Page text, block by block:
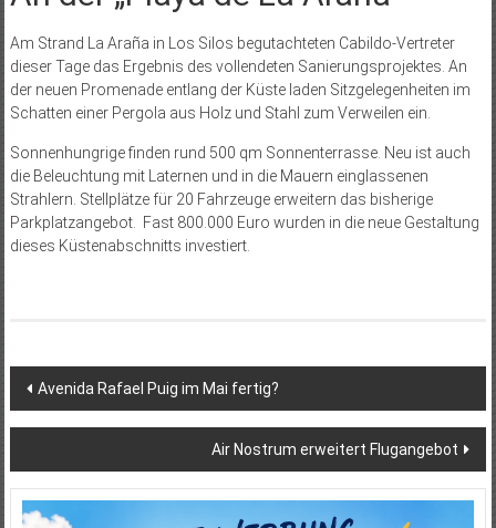
Am Strand La Araña in Los Silos begutachteten Cabildo-Vertreter
dieser Tage das Ergebnis des vollendeten Sanierungsprojektes. An
der neuen Promenade entlang der Küste laden Sitzgelegenheiten im
Schatten einer Pergola aus Holz und Stahl zum Verweilen ein.
Sonnenhungrige finden rund 500 qm Sonnenterrasse. Neu ist auch
die Beleuchtung mit Laternen und in die Mauern einglassenen
Strahlern. Stellplätze für 20 Fahrzeuge erweitern das bisherige
Parkplatzangebot. Fast 800.000 Euro wurden in die neue Gestaltung
dieses Küstenabschnitts investiert.
Beitragsnavigation
Avenida Rafael Puig im Mai fertig?
Air Nostrum erweitert Flugangebot